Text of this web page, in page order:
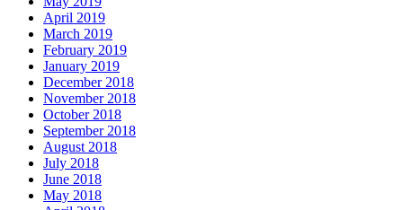
April 2019
March 2019
February 2019
January 2019
December 2018
November 2018
October 2018
September 2018
August 2018
July 2018
June 2018
May 2018